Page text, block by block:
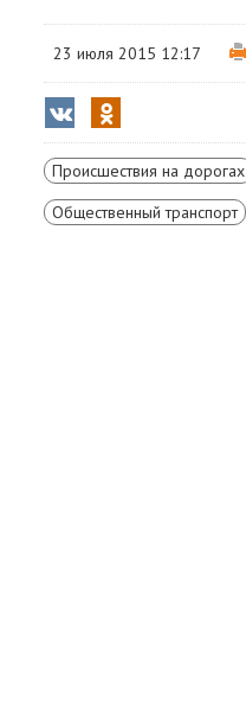
23 июля 2015 12:17
Происшествия на дорогах
Общественный транспорт